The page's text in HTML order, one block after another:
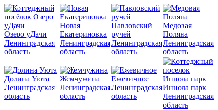
Озеро уДачи
Ленинградская
область
Новая
Екатериновка
Ленинградская
область
Павловский
ручей
Ленинградская
область
Медовая
Поляна
Ленинградская
область
Долина Уюта
Ленинградская
область
Жемчужина
Ленинградская
область
Ежевичное
Ленинградская
область
Иннола парк
Ленинградская
область